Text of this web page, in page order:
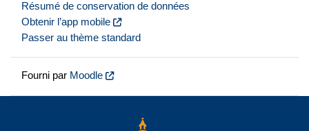
Résumé de conservation de données
Obtenir l’app mobile
Passer au thème standard
Fourni par Moodle